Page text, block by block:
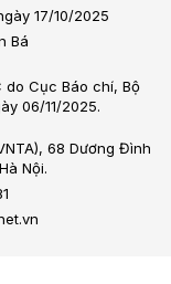
17/10/2025
Bá
do Cục Báo chí, Bộ
06/11/2025.
68 Dương Đình
Nội.